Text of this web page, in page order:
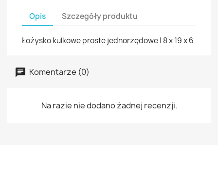
Opis Szczegóły produktu
Łożysko kulkowe proste jednorzędowe | 8 x 19 x 6
Komentarze (0)
Na razie nie dodano żadnej recenzji.